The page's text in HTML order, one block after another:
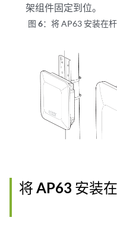
架组件固定到位。
图 6：将 AP63 安装在
将 AP63 安装